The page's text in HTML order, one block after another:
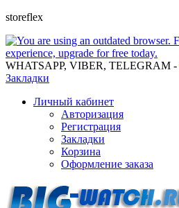
storeflex
WHATSAPP, VIBER, TELEGRAM -
Закладки
Личный кабинет
Авторизация
Регистрация
Закладки
Корзина
Оформление заказа